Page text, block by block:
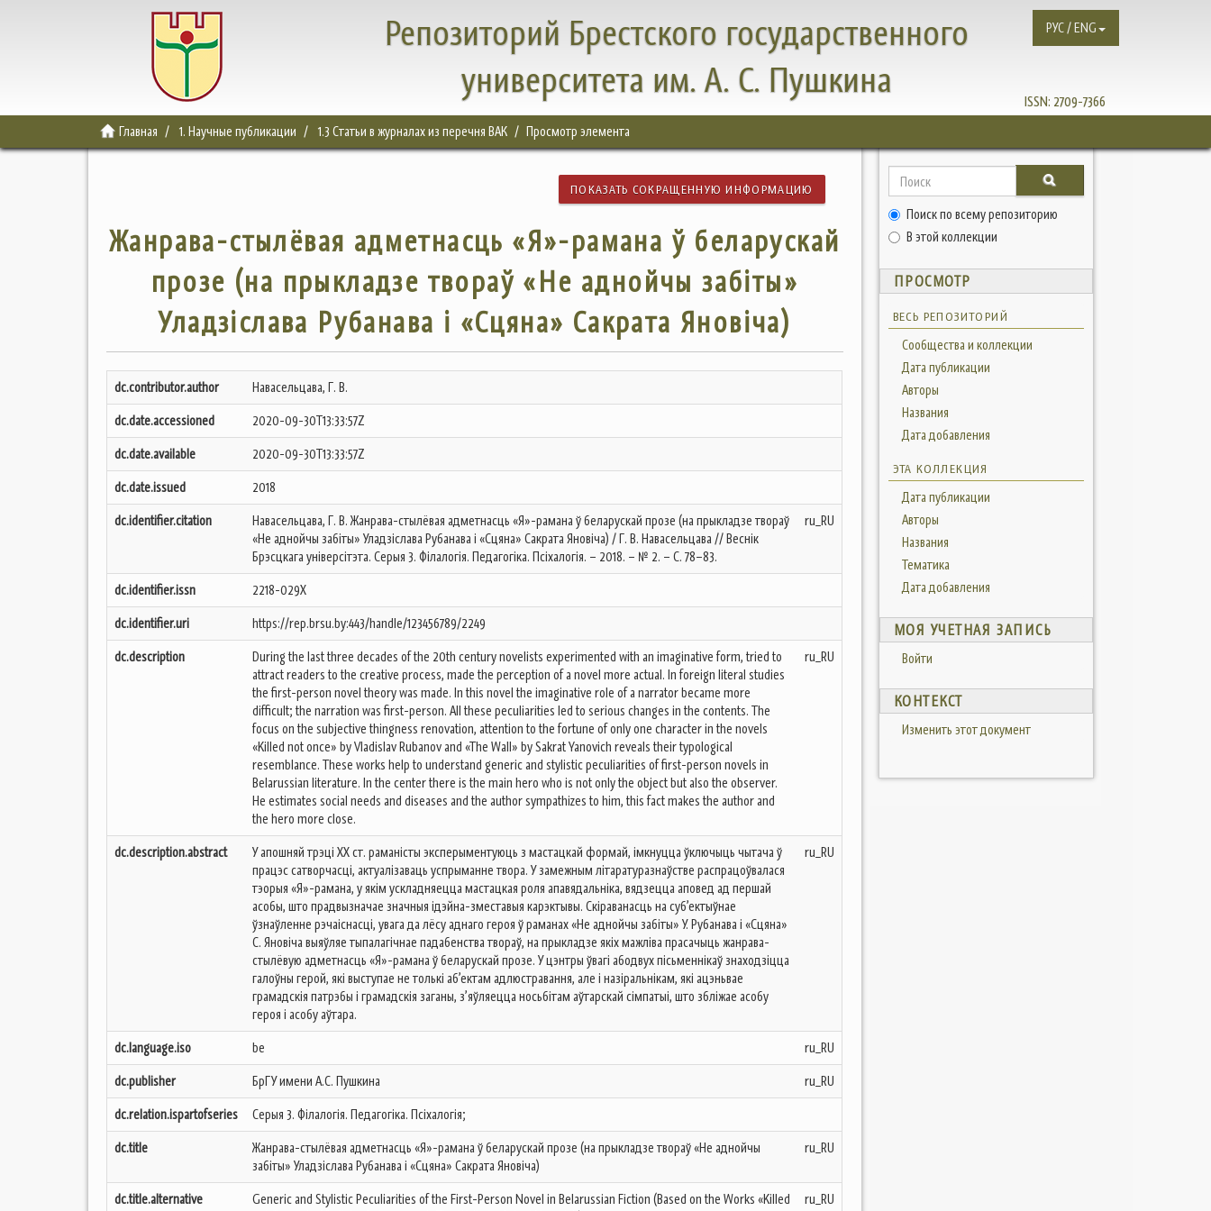
Репозиторий Брестского государственного
университета им. А. С. Пушкина
ISSN: 2709-7366
РУС / ENG
Главная 1. Научные публикации 1.3 Статьи в журналах из перечня ВАК Просмотр элемента
ПОКАЗАТЬ СОКРАЩЕННУЮ ИНФОРМАЦИЮ
Жанрава-стылёвая адметнасць «Я»-рамана ў беларускай
прозе (на прыкладзе твораў «Не аднойчы забіты»
Уладзіслава Рубанава і «Сцяна» Сакрата Яновіча)
dc.contributor.author
Навасельцава, Г. В.
dc.date.accessioned
2020-09-30T13:33:57Z
dc.date.available
2020-09-30T13:33:57Z
dc.date.issued
2018
dc.identifier.citation
Навасельцава, Г. В. Жанрава-стылёвая адметнасць «Я»-рамана ў беларускай прозе (на прыкладзе твораў
«Не аднойчы забіты» Уладзіслава Рубанава і «Сцяна» Сакрата Яновіча) / Г. В. Навасельцава // Веснік
Брэсцкага універсітэта. Серыя 3. Філалогія. Педагогіка. Псіхалогія. – 2018. – № 2. – С. 78–83.
ru_RU
dc.identifier.issn
2218-029X
dc.identifier.uri
https://rep.brsu.by:443/handle/123456789/2249
dc.description
During the last three decades of the 20th century novelists experimented with an imaginative form, tried to
attract readers to the creative process, made the perception of a novel more actual. In foreign literal studies
the first-person novel theory was made. In this novel the imaginative role of a narrator became more
difficult; the narration was first-person. All these peculiarities led to serious changes in the contents. The
focus on the subjective thingness renovation, attention to the fortune of only one character in the novels
«Killed not once» by Vladislav Rubanov and «The Wall» by Sakrat Yanovich reveals their typological
resemblance. These works help to understand generic and stylistic peculiarities of first-person novels in
Belarussian literature. In the center there is the main hero who is not only the object but also the observer.
He estimates social needs and diseases and the author sympathizes to him, this fact makes the author and
the hero more close.
ru_RU
dc.description.abstract
У апошняй трэці ХХ ст. раманісты эксперыментуюць з мастацкай формай, імкнуцца ўключыць чытача ў
працэс сатворчасці, актуалізаваць успрыманне твора. У замежным літаратуразнаўстве распрацоўвалася
тэорыя «Я»-рамана, у якім ускладняецца мастацкая роля апавядальніка, вядзецца аповед ад першай
асобы, што прадвызначае значныя ідэйна-зместавыя карэктывы. Скіраванасць на суб’ектыўнае
ўзнаўленне рэчаіснасці, увага да лёсу аднаго героя ў раманах «Не аднойчы забіты» У. Рубанава і «Сцяна»
С. Яновіча выяўляе тыпалагічнае падабенства твораў, на прыкладзе якіх мажліва прасачыць жанрава-
стылёвую адметнасць «Я»-рамана ў беларускай прозе. У цэнтры ўвагі абодвух пісьменнікаў знаходзіцца
галоўны герой, які выступае не толькі аб’ектам адлюстравання, але і назіральнікам, які ацэньвае
грамадскія патрэбы і грамадскія заганы, з’яўляецца носьбітам аўтарскай сімпатыі, што збліжае асобу
героя і асобу аўтара.
ru_RU
dc.language.iso be
ru_RU
dc.publisher
БрГУ имени А.С. Пушкина
ru_RU
dc.relation.ispartofseries
Серыя 3. Філалогія. Педагогіка. Псіхалогія;
dc.title
Жанрава-стылёвая адметнасць «Я»-рамана ў беларускай прозе (на прыкладзе твораў «Не аднойчы
забіты» Уладзіслава Рубанава і «Сцяна» Сакрата Яновіча)
ru_RU
dc.title.alternative
Generic and Stylistic Peculiarities of the First-Person Novel in Belarussian Fiction (Based on the Works «Killed
ru_RU
Поиск по всему репозиторию
В этой коллекции
ПРОСМОТР
ВЕСЬ РЕПОЗИТОРИЙ
Сообщества и коллекции
Дата публикации
Авторы
Названия
Дата добавления
ЭТА КОЛЛЕКЦИЯ
Дата публикации
Авторы
Названия
Тематика
Дата добавления
МОЯ УЧЕТНАЯ ЗАПИСЬ
Войти
КОНТЕКСТ
Изменить этот документ